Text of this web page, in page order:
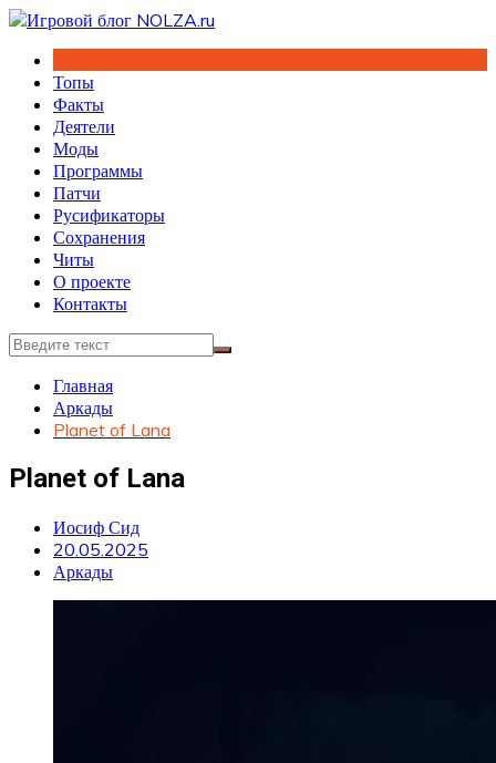
Перейти
содержимому
Топы
Факты
Деятели
Моды
Программы
Патчи
Русификаторы
Сохранения
Читы
О проекте
Контакты
Главная
Аркады
Planet of Lana
Planet of Lana
Иосиф Сид
20.05.2025
Аркады